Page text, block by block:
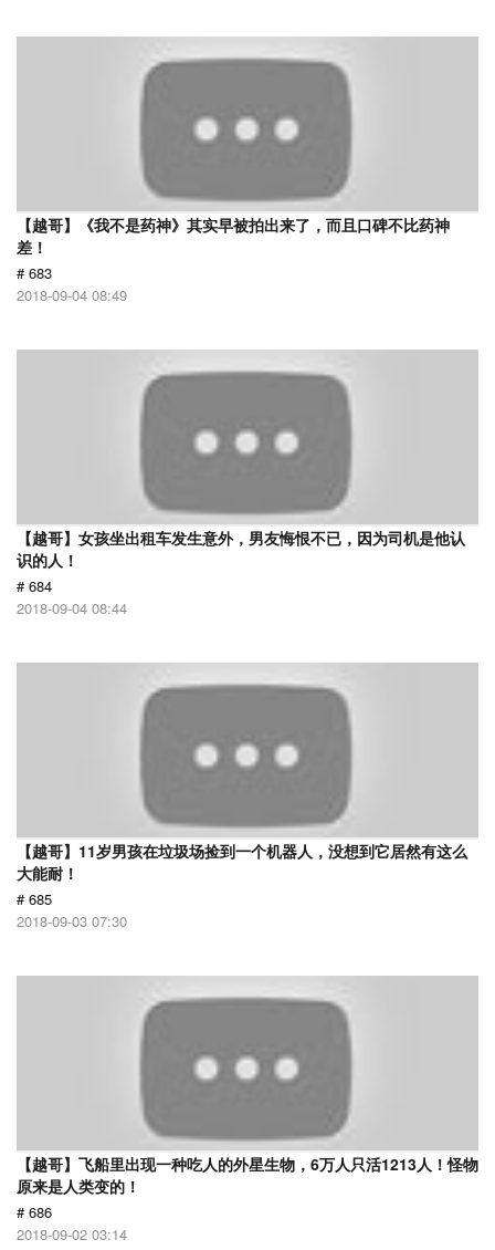
【越哥】《我不是药神》其实早被拍出来了，而且口碑不比药神
差！
# 683
2018-09-04 08:49
【越哥】女孩坐出租车发生意外，男友悔恨不已，因为司机是他认
识的人！
# 684
2018-09-04 08:44
【越哥】11岁男孩在垃圾场捡到一个机器人，没想到它居然有这么
大能耐！
# 685
2018-09-03 07:30
【越哥】飞船里出现一种吃人的外星生物，6万人只活1213人！怪物
原来是人类变的！
# 686
2018-09-02 03:14